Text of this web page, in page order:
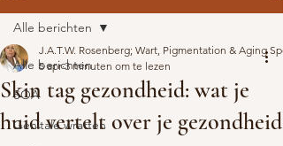
Alle berichten
SOA
Genitale wratten
Alle berichten
Skin tag gezondheid: wat je
huid vertelt over je gezondheid
J.A.T.W. Rosenberg; Wart, Pigmentation & Aging
5 apr 3 minuten om te lezen